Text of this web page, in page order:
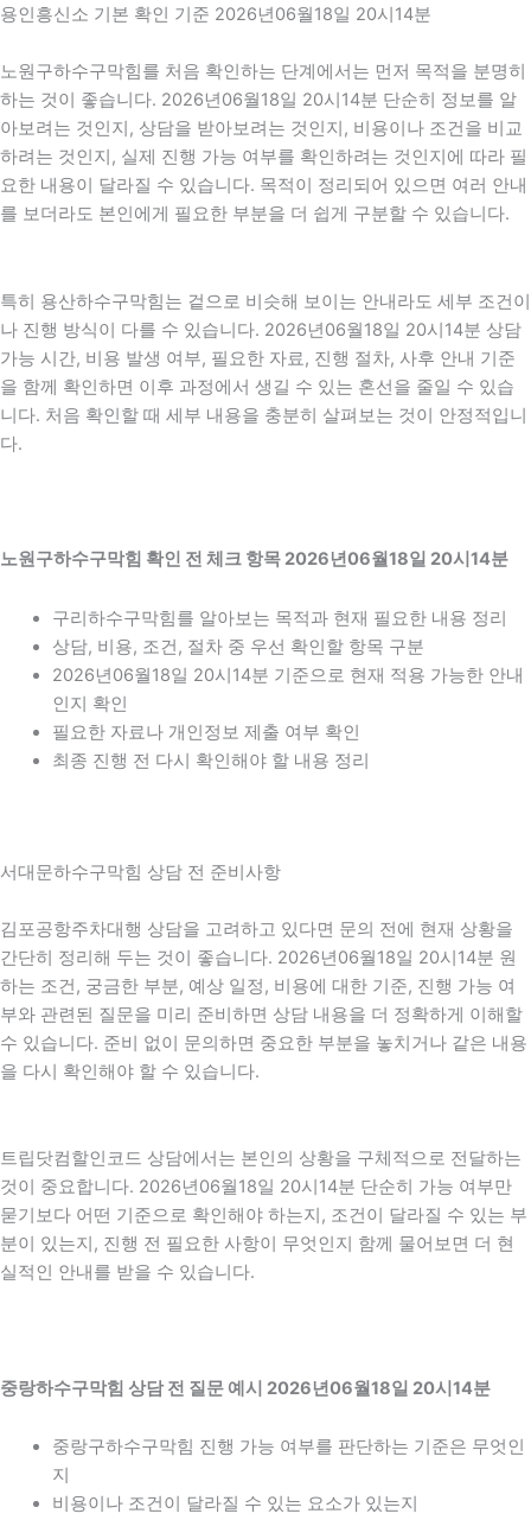
용인흥신소 기본 확인 기준 2026년06월18일 20시14분
노원구하수구막힘를 처음 확인하는 단계에서는 먼저 목적을 분명히
하는 것이 좋습니다. 2026년06월18일 20시14분 단순히 정보를 알
아보려는 것인지, 상담을 받아보려는 것인지, 비용이나 조건을 비교
하려는 것인지, 실제 진행 가능 여부를 확인하려는 것인지에 따라 필
요한 내용이 달라질 수 있습니다. 목적이 정리되어 있으면 여러 안내
를 보더라도 본인에게 필요한 부분을 더 쉽게 구분할 수 있습니다.
특히 용산하수구막힘는 겉으로 비슷해 보이는 안내라도 세부 조건이
나 진행 방식이 다를 수 있습니다. 2026년06월18일 20시14분 상담
가능 시간, 비용 발생 여부, 필요한 자료, 진행 절차, 사후 안내 기준
을 함께 확인하면 이후 과정에서 생길 수 있는 혼선을 줄일 수 있습
니다. 처음 확인할 때 세부 내용을 충분히 살펴보는 것이 안정적입니
다.
노원구하수구막힘 확인 전 체크 항목 2026년06월18일 20시14분
구리하수구막힘를 알아보는 목적과 현재 필요한 내용 정리
상담, 비용, 조건, 절차 중 우선 확인할 항목 구분
2026년06월18일 20시14분 기준으로 현재 적용 가능한 안내
인지 확인
필요한 자료나 개인정보 제출 여부 확인
최종 진행 전 다시 확인해야 할 내용 정리
서대문하수구막힘 상담 전 준비사항
김포공항주차대행 상담을 고려하고 있다면 문의 전에 현재 상황을
간단히 정리해 두는 것이 좋습니다. 2026년06월18일 20시14분 원
하는 조건, 궁금한 부분, 예상 일정, 비용에 대한 기준, 진행 가능 여
부와 관련된 질문을 미리 준비하면 상담 내용을 더 정확하게 이해할
수 있습니다. 준비 없이 문의하면 중요한 부분을 놓치거나 같은 내용
을 다시 확인해야 할 수 있습니다.
트립닷컴할인코드 상담에서는 본인의 상황을 구체적으로 전달하는
것이 중요합니다. 2026년06월18일 20시14분 단순히 가능 여부만
묻기보다 어떤 기준으로 확인해야 하는지, 조건이 달라질 수 있는 부
분이 있는지, 진행 전 필요한 사항이 무엇인지 함께 물어보면 더 현
실적인 안내를 받을 수 있습니다.
중랑하수구막힘 상담 전 질문 예시 2026년06월18일 20시14분
중랑구하수구막힘 진행 가능 여부를 판단하는 기준은 무엇인
지
비용이나 조건이 달라질 수 있는 요소가 있는지